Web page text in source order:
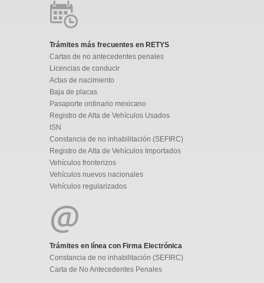
Trámites más frecuentes en RETYS
Cartas de no antecedentes penales
Licencias de conducir
Actas de nacimiento
Baja de placas
Pasaporte ordinario mexicano
Registro de Alta de Vehículos Usados
ISN
Constancia de no inhabilitación (SEFIRC)
Registro de Alta de Vehículos Importados
Vehículos fronterizos
Vehículos nuevos nacionales
Vehículos regularizados
Trámites en línea con Firma Electrónica
Constancia de no inhabilitación (SEFIRC)
Carta de No Antecedentes Penales